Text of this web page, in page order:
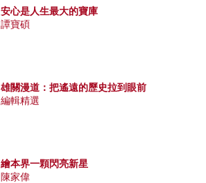
安心是人生最大的寶庫
譚寶碩
雄關漫道：把遙遠的歷史拉到眼前
編輯精選
繪本界一顆閃亮新星
陳家偉